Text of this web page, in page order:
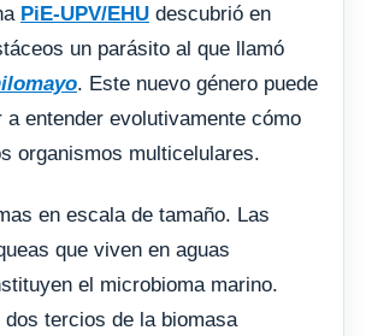
PiE-UPV/EHU descubrió en
un parásito al que llamó
. Este nuevo género puede
a entender evolutivamente cómo
organismos multicelulares.
en escala de tamaño. Las
que viven en aguas
el microbioma marino.
tercios de la biomasa